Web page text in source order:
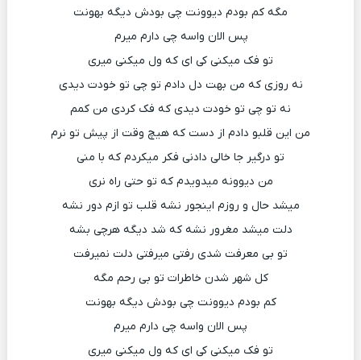
مگه کم بودم دیوونت چی بودش دیگه بهونت
پس الان واسه چی دارم میرم
تو فک میکنی کی ای که ول میکنی میری
نه روزی که من بهت دل دادم تو چی تو خودت دیدی
نه تو چی تو خودت دیدی که فک کردی من کمم
من این قلبو دادم از دست که هیچ وقت از پیش تو نرم
تو درگیر جا خالی دادنی فکر میکردم که با منی
من دیوونه میدویدم که تو حتی راه نری
میشد حال و روزم اینجور نشه قلب تو ازم دور نشه
دلت میشد مغرور نشه که شد دیگه هرچی بشه
تو بی معرفت شدی رفتی میرفتی دلت نمیرفت
کل شهر شدن خاطرات تو بی رحم مگه
کم بودم دیوونت چی بودش دیگه بهونت
پس الان واسه چی دارم میرم
تو فک میکنی کی ای که ول میکنی میری